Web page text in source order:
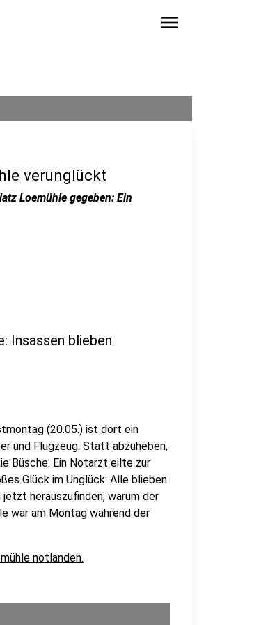
menu
verunglückt
Loemühle gegeben: Ein
Insassen blieben
(20.05.) ist dort ein
und Flugzeug. Statt abzuheben,
Büsche. Ein Notarzt eilte zur
Glück im Unglück: Alle blieben
herauszufinden, warum der
war am Montag während der
notlanden.